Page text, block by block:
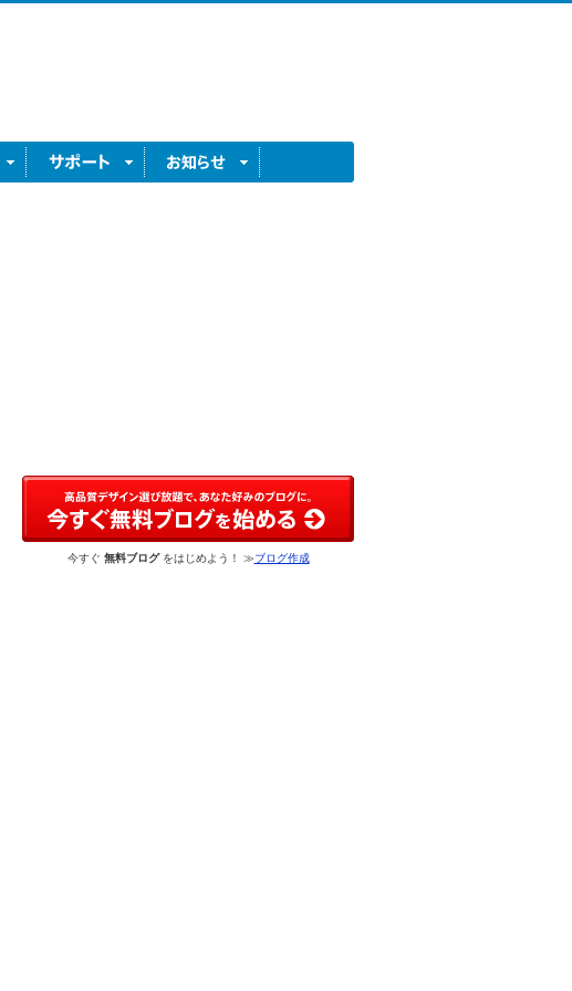
今すぐ 無料ブログをはじめよう！ ≫ブログ作成